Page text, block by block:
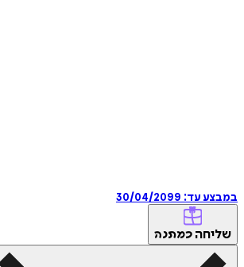
במבצע עד: 30/04/2099
שליחה כמתנה